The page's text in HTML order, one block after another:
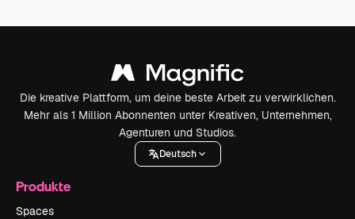
Die kreative Plattform, um deine beste Arbeit zu verwirklichen.
Mehr als 1 Million Abonnenten unter Kreativen, Unternehmen,
Agenturen und Studios.
Deutsch
Produkte
Spaces